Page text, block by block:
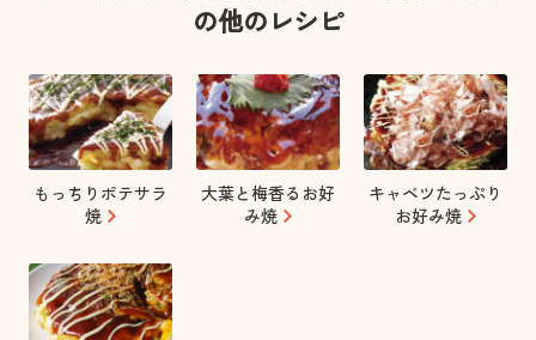
の他のレシピ
もっちりポテサラ
焼
大葉と梅香るお好
み焼
キャベツたっぷり
お好み焼